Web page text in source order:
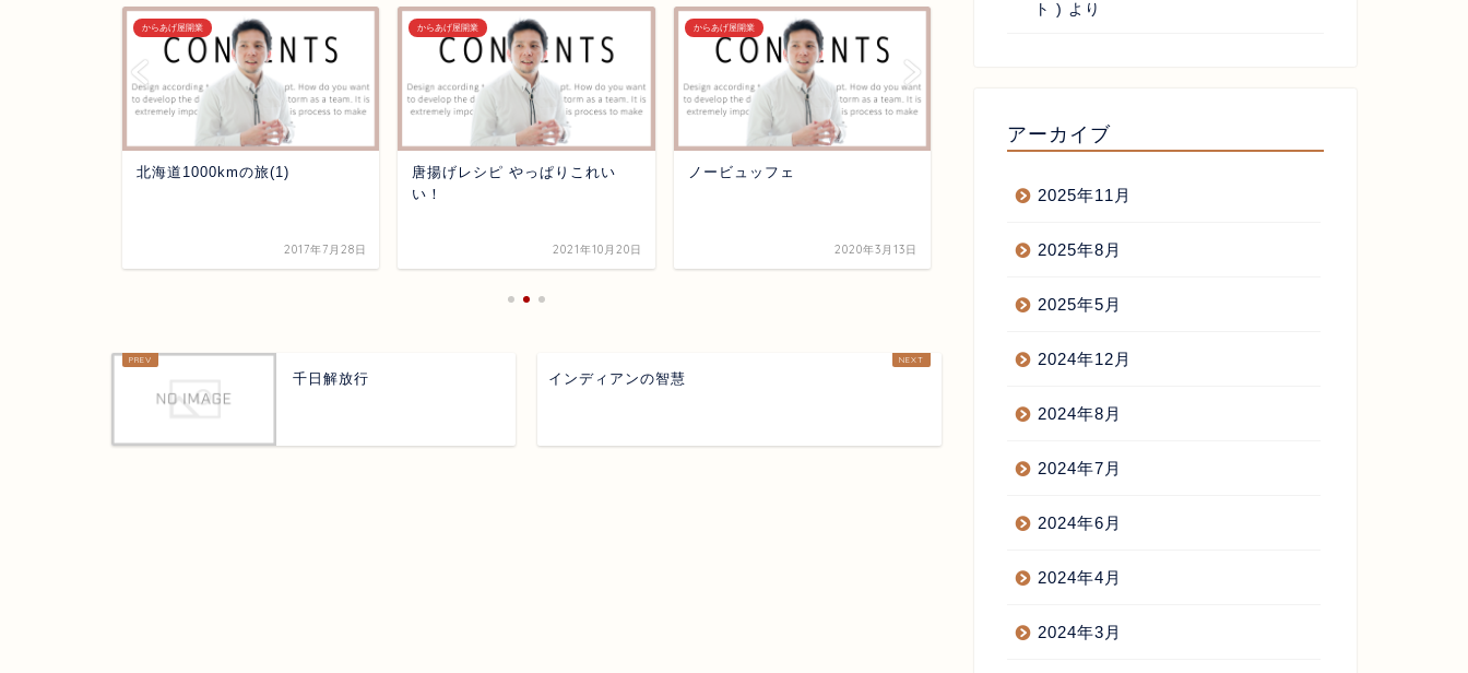
からあげ屋開業
北海道1000kmの旅(1)
2017年7月28日
からあげ屋開業
唐揚げレシピ やっぱりこれい
い！
2021年10月20日
からあげ屋開業
ノービュッフェ
2020年3月13日 2017年7月28日
千日解放行 インディアンの智慧
ト ) より
アーカイブ
2025年11月
2025年8月
2025年5月
2024年12月
2024年8月
2024年7月
2024年6月
2024年4月
2024年3月